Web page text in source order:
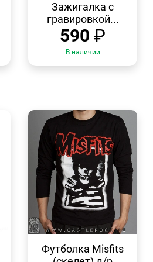
Зажигалка с
гравировкой...
590 ₽
В наличии
ПРОСМОТР
Футболка Misfits